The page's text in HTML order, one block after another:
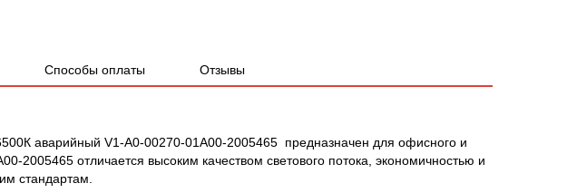
Способы оплаты Отзывы
аварийный V1-A0-00270-01A00-2005465 предназначен для офисного и
отличается высоким качеством светового потока, экономичностью и
стандартам.